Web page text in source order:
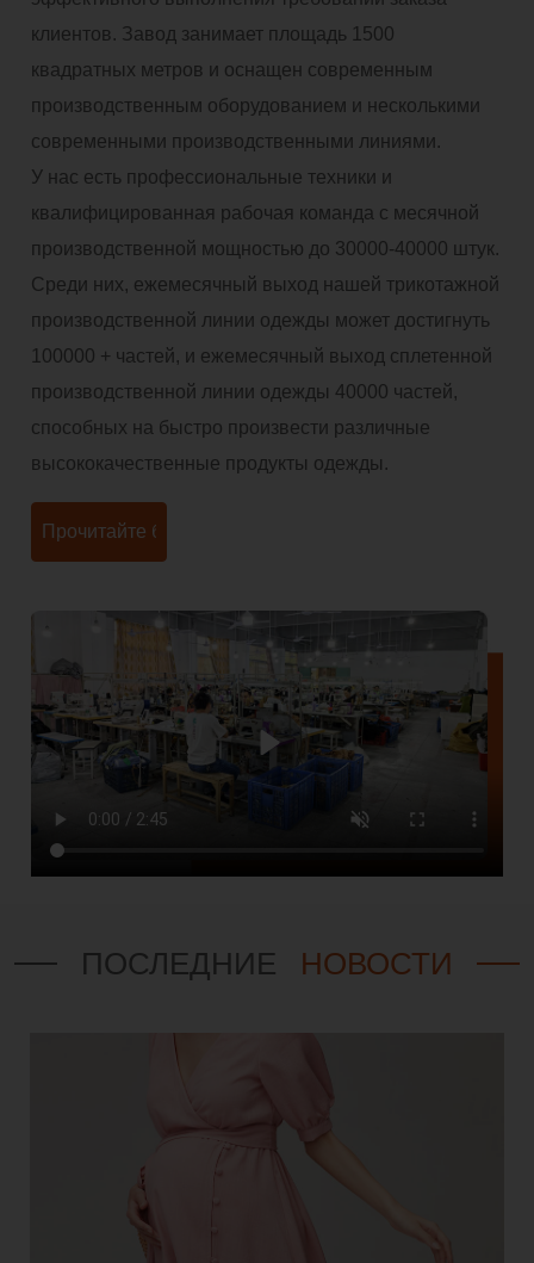
клиентов. Завод занимает площадь 1500
квадратных метров и оснащен современным
производственным оборудованием и несколькими
современными производственными линиями.
У нас есть профессиональные техники и
квалифицированная рабочая команда с месячной
производственной мощностью до 30000-40000 штук.
Среди них, ежемесячный выход нашей трикотажной
производственной линии одежды может достигнуть
100000 + частей, и ежемесячный выход сплетенной
производственной линии одежды 40000 частей,
способных на быстро произвести различные
высококачественные продукты одежды.
Прочитайте больше
ПОСЛЕДНИЕ НОВОСТИ